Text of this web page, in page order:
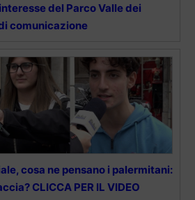
del Parco Valle dei
comunicazione
cosa ne pensano i palermitani:
CLICCA PER IL VIDEO